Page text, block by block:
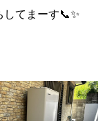
てまーす📞✨